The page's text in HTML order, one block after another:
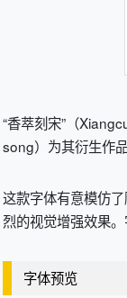
“香萃刻宋”（
song）为其衍生作品
这款字体有意模仿
烈的视觉增强效果
字体预览